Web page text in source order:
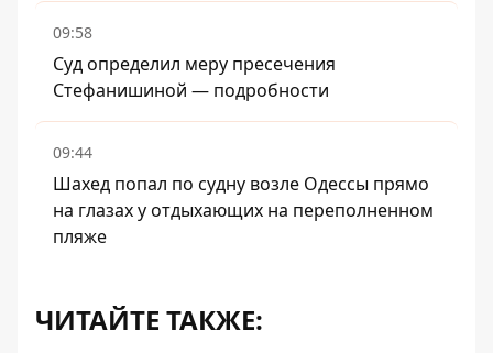
09:58
Суд определил меру пресечения
Стефанишиной — подробности
09:44
Шахед попал по судну возле Одессы прямо
на глазах у отдыхающих на переполненном
пляже
ЧИТАЙТЕ ТАКЖЕ: